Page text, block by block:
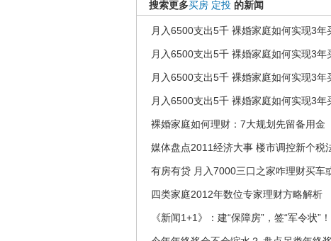
搜索更多买房 定投 的新闻
月入6500支出5千 裸婚家庭如何实现3年
月入6500支出5千 裸婚家庭如何实现3年
月入6500支出5千 裸婚家庭如何实现3年
月入6500支出5千 裸婚家庭如何实现3年
裸婚家庭如何理财：7大规划先留备用金
媒体盘点2011经济大事 楼市调控新个税
有房有贷 月入7000三口之家咋理财买车
四类家庭2012年数位专家理财方略解析
《新闻1+1》：建“保障房”，签“军令状”！